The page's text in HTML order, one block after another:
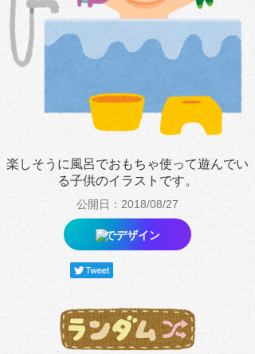
楽しそうに風呂でおもちゃ使って遊んでい
る子供のイラストです。
公開日：2018/08/27
でデザイン